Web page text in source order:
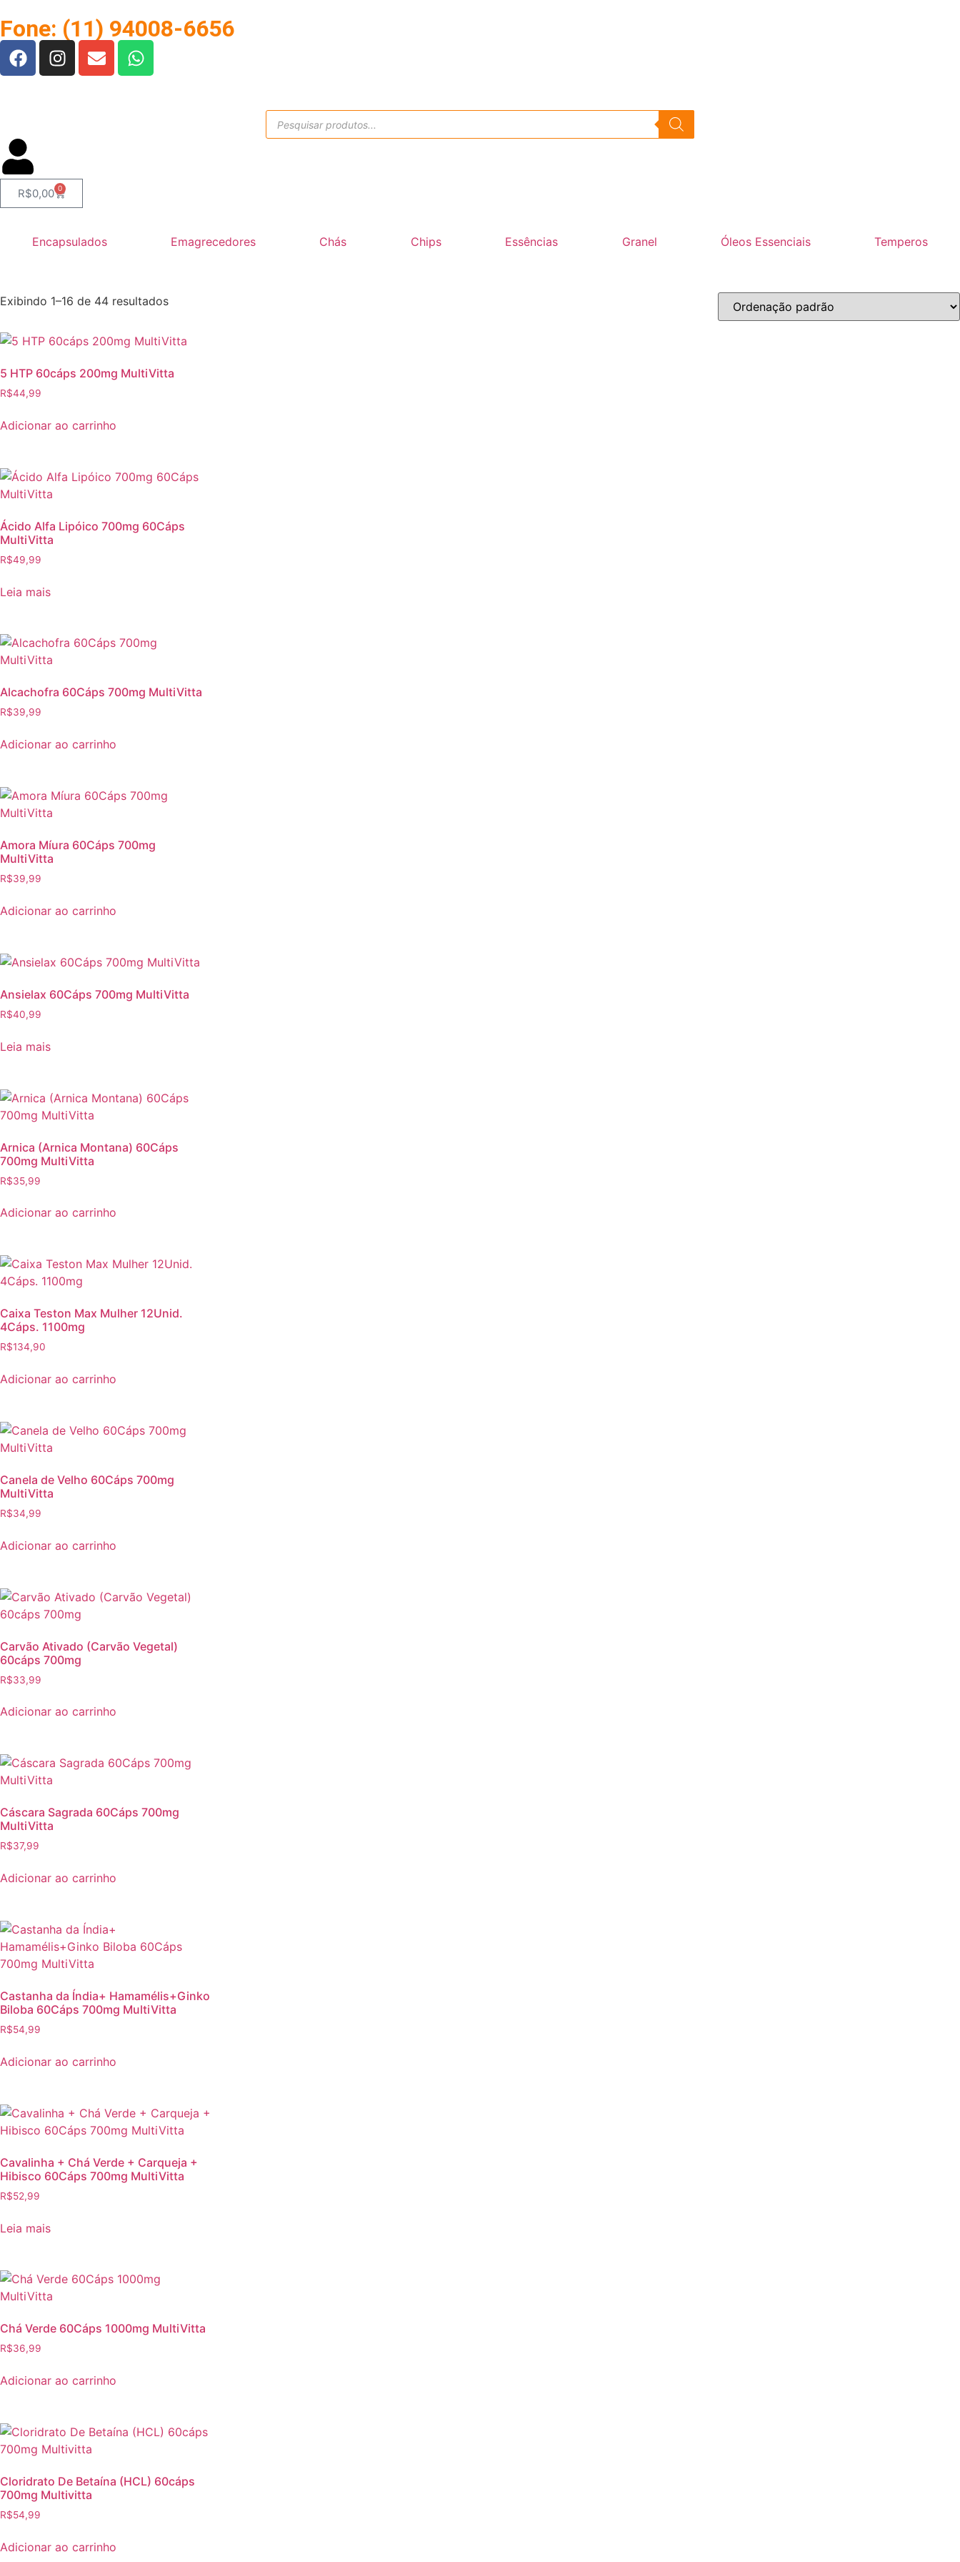
Fone: (11) 94008-6656
R$0,00 0
Encapsulados Emagrecedores Chás Chips Essências Granel Óleos Essenciais Temperos
Exibindo 1–16 de 44 resultados
5 HTP 60cáps 200mg MultiVitta
R$44,99
Adicionar ao carrinho
Ácido Alfa Lipóico 700mg 60Cáps
MultiVitta
R$49,99
Leia mais
Alcachofra 60Cáps 700mg MultiVitta
R$39,99
Adicionar ao carrinho
Amora Míura 60Cáps 700mg
MultiVitta
R$39,99
Adicionar ao carrinho
Ansielax 60Cáps 700mg MultiVitta
R$40,99
Leia mais
Arnica (Arnica Montana) 60Cáps
700mg MultiVitta
R$35,99
Adicionar ao carrinho
Caixa Teston Max Mulher 12Unid.
4Cáps. 1100mg
R$134,90
Adicionar ao carrinho
Canela de Velho 60Cáps 700mg
MultiVitta
R$34,99
Adicionar ao carrinho
Carvão Ativado (Carvão Vegetal)
60cáps 700mg
R$33,99
Adicionar ao carrinho
Cáscara Sagrada 60Cáps 700mg
MultiVitta
R$37,99
Adicionar ao carrinho
Castanha da Índia+ Hamamélis+Ginko
Biloba 60Cáps 700mg MultiVitta
R$54,99
Adicionar ao carrinho
Cavalinha + Chá Verde + Carqueja +
Hibisco 60Cáps 700mg MultiVitta
R$52,99
Leia mais
Chá Verde 60Cáps 1000mg MultiVitta
R$36,99
Adicionar ao carrinho
Cloridrato De Betaína (HCL) 60cáps
700mg Multivitta
R$54,99
Adicionar ao carrinho